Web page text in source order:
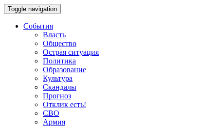
Toggle navigation
События
Власть
Общество
Острая ситуация
Политика
Образование
Культура
Скандалы
Прогноз
Отклик есть!
СВО
Армия